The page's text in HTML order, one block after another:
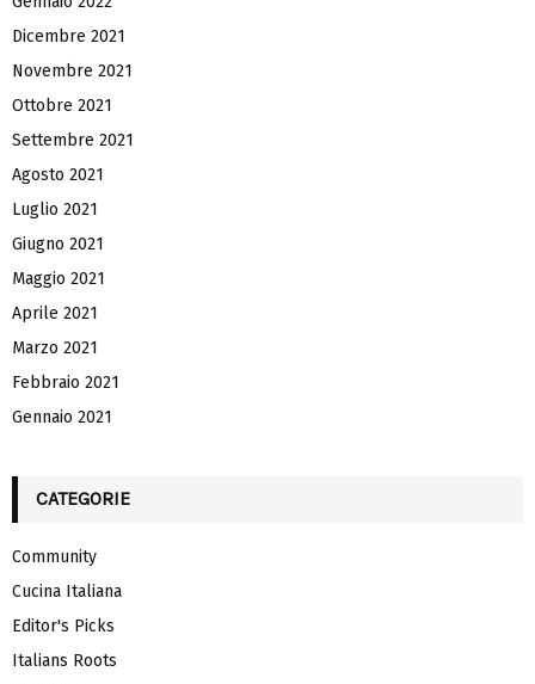
Dicembre 2021
Novembre 2021
Ottobre 2021
Settembre 2021
Agosto 2021
Luglio 2021
Giugno 2021
Maggio 2021
Aprile 2021
Marzo 2021
Febbraio 2021
Gennaio 2021
CATEGORIE
Community
Cucina Italiana
Editor's Picks
Italians Roots